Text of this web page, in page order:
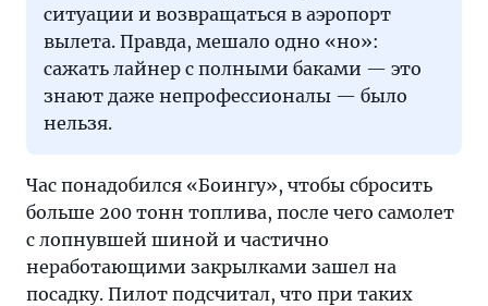
ситуации и возвращаться в аэропорт
вылета. Правда, мешало одно «но»:
сажать лайнер с полными баками — это
знают даже непрофессионалы — было
нельзя.
Час понадобился «Боингу», чтобы сбросить
больше 200 тонн топлива, после чего самолет
с лопнувшей шиной и частично
неработающими закрылками зашел на
посадку. Пилот подсчитал, что при таких